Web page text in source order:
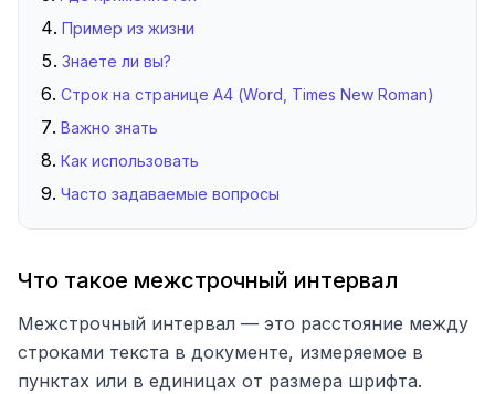
Пример из жизни
Знаете ли вы?
Строк на странице А4 (Word, Times New Roman)
Важно знать
Как использовать
Часто задаваемые вопросы
Что такое межстрочный интервал
Межстрочный интервал — это расстояние между
строками текста в документе, измеряемое в
пунктах или в единицах от размера шрифта.